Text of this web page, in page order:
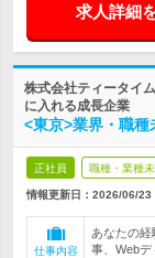
求人詳細
株式会社ティータイ
に入れる成長企業
<東京>業界・職
正社員 職種・業種
情報更新日：2026/06/23
仕事内容
あなたの
事、Webデ